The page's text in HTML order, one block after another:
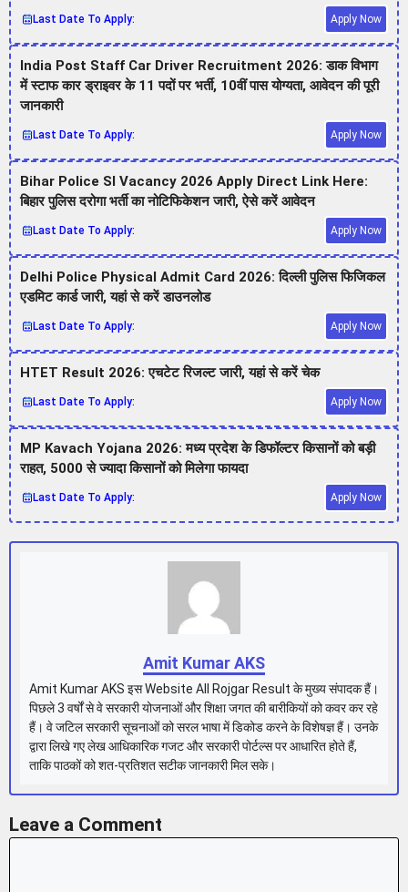
Last Date To Apply: Apply Now
India Post Staff Car Driver Recruitment 2026: डाक विभाग
में स्टाफ कार ड्राइवर के 11 पदों पर भर्ती, 10वीं पास योग्यता, आवेदन की पूरी
जानकारी
Last Date To Apply: Apply Now
Bihar Police SI Vacancy 2026 Apply Direct Link Here:
बिहार पुलिस दरोगा भर्ती का नोटिफिकेशन जारी, ऐसे करें आवेदन
Last Date To Apply: Apply Now
Delhi Police Physical Admit Card 2026: दिल्ली पुलिस फिजिकल
एडमिट कार्ड जारी, यहां से करें डाउनलोड
Last Date To Apply: Apply Now
HTET Result 2026: एचटेट रिजल्ट जारी, यहां से करें चेक
Last Date To Apply: Apply Now
MP Kavach Yojana 2026: मध्य प्रदेश के डिफॉल्टर किसानों को बड़ी
राहत, 5000 से ज्यादा किसानों को मिलेगा फायदा
Last Date To Apply: Apply Now
Amit Kumar AKS
Amit Kumar AKS इस Website All Rojgar Result के मुख्य संपादक हैं।
पिछले 3 वर्षों से वे सरकारी योजनाओं और शिक्षा जगत की बारीकियों को कवर कर रहे
हैं। वे जटिल सरकारी सूचनाओं को सरल भाषा में डिकोड करने के विशेषज्ञ हैं। उनके
द्वारा लिखे गए लेख आधिकारिक गजट और सरकारी पोर्टल्स पर आधारित होते हैं,
ताकि पाठकों को शत-प्रतिशत सटीक जानकारी मिल सके।
Leave a Comment